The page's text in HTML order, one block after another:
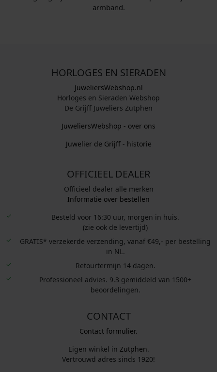
armband.
HORLOGES EN SIERADEN
JuweliersWebshop.nl
Horloges en Sieraden Webshop
De Grijff Juweliers Zutphen
JuweliersWebshop - over ons
Juwelier de Grijff - historie
OFFICIEEL DEALER
Officieel dealer alle merken
Informatie over bestellen
Besteld voor 16:30 uur, morgen in huis.
(zie ook de levertijd)
GRATIS* verzekerde verzending, vanaf €49,- per bestelling
in NL.
Retourtermijn 14 dagen.
Professioneel advies. 9.3 gemiddeld van 1500+
beoordelingen.
CONTACT
Contact formulier.
Eigen winkel in Zutphen.
Vertrouwd adres sinds 1920!